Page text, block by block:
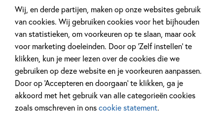
Wij, en derde partijen, maken op onze websites gebruik
van cookies. Wij gebruiken cookies voor het bijhouden
van statistieken, om voorkeuren op te slaan, maar ook
voor marketing doeleinden. Door op ‘Zelf instellen’ te
klikken, kun je meer lezen over de cookies die we
gebruiken op deze website en je voorkeuren aanpassen.
Door op ‘Accepteren en doorgaan’ te klikken, ga je
akkoord met het gebruik van alle categorieën cookies
zoals omschreven in onscookie statement.
willen zitten waar zo’n superleuke juf is en waar de juf veel
grapjes maakt. Er is een meisje dat zonder broers en zussen
maar met twee vaders in een flat woont. Op school is het
meisje helemaal alleen omdat de vaders de nieuwsbrief van
school niet gelezen hebben. In de nieuwsbrief staat dat de
ouders de kinderen van school moeten halen maar dat
doen ze niet en dan is het meisje dus helemaal alleen op
school.